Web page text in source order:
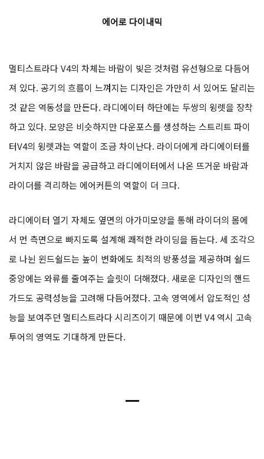
에어로 다이내믹
멀티스트라다 V4의 차체는 바람이 빚은 것처럼 유선형으로 다듬어
져 있다. 공기의 흐름이 느껴지는 디자인은 가만히 서 있어도 달리는
것 같은 역동성을 만든다. 라디에이터 하단에는 두쌍의 윙렛을 장착
하고 있다. 모양은 비슷하지만 다운포스를 생성하는 스트리트 파이
터V4의 윙렛과는 역할이 조금 차이난다. 라이더에게 라디에이터를
거치지 않은 바람을 공급하고 라디에이터에서 나온 뜨거운 바람과
라이더를 격리하는 에어커튼의 역할이 더 크다.
라디에이터 열기 자체도 옆면의 아가미모양을 통해 라이더의 몸에
서 먼 측면으로 빠지도록 설계해 쾌적한 라이딩을 돕는다. 세 조각으
로 나뉜 윈드쉴드는 높이 변화에도 최적의 방풍성을 제공하며 쉴드
중앙에는 와류를 줄여주는 슬릿이 더해졌다. 새로운 디자인의 핸드
가드도 공력성능을 고려해 다듬어졌다. 고속 영역에서 압도적인 성
능을 보여주던 멀티스트라다 시리즈이기 때문에 이번 V4 역시 고속
투어의 영역도 기대하게 만든다.
ㅡ